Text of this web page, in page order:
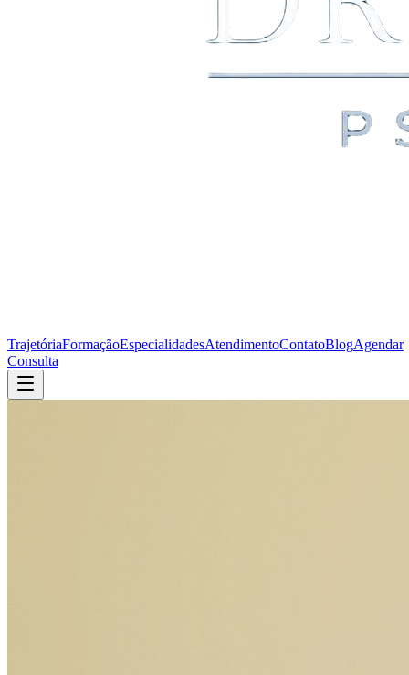
TrajetóriaFormaçãoEspecialidadesAtendimentoContatoBlogAgendar
Consulta